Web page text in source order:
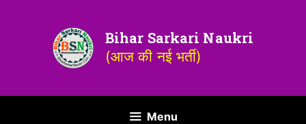
Bihar Sarkari Naukri
(आज की नई भर्ती)
Menu